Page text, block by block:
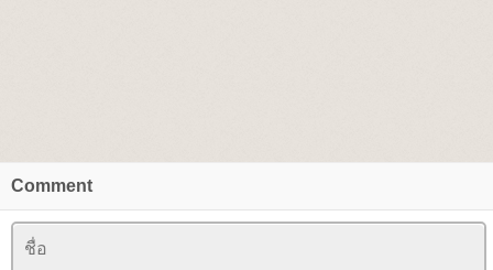
Comment